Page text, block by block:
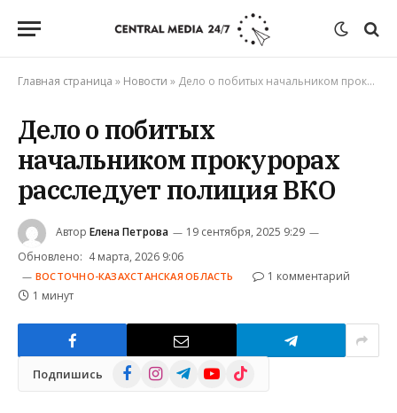
Главная страница » Новости » Дело о побитых начальником прокурорах расследует полиция ВКО
Дело о побитых
начальником прокурорах
расследует полиция ВКО
Автор Елена Петрова
19 сентября, 2025 9:29
Обновлено: 4 марта, 2026 9:06
ВОСТОЧНО-КАЗАХСТАНСКАЯ ОБЛАСТЬ
1 комментарий
1 минут
Подпишись FacebookInstagramTelegramYouTube
TikTok